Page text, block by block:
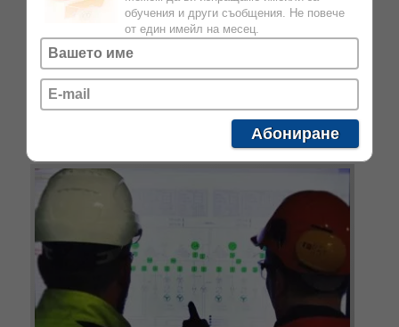
КУРСОВЕ ЗА ЗАПОЗНАВАНЕ С
ОФШОРНАТА ИНДУСТРИЯ –
ВИЕТНАМ
Lerus предоставя специализирано обучение за
работници и кандидати с опит в офшорна среда.
обучения и други съобщения. Не повече
от един имейл на месец.
Абониране